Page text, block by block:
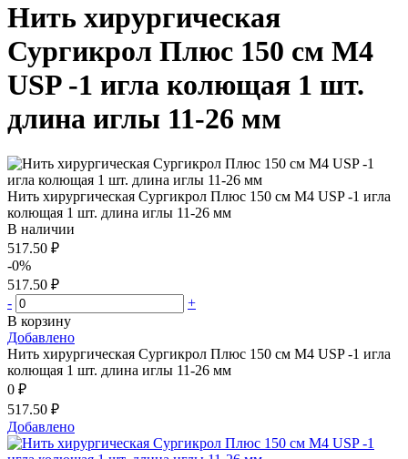
Нить хирургическая
Сургикрол Плюс 150 см М4
USP -1 игла колющая 1 шт.
длина иглы 11-26 мм
Нить хирургическая Сургикрол Плюс 150 см М4 USP -1 игла
колющая 1 шт. длина иглы 11-26 мм
В наличии
517.50 ₽
-0%
517.50 ₽
-
+
В корзину
Добавлено
Нить хирургическая Сургикрол Плюс 150 см М4 USP -1 игла
колющая 1 шт. длина иглы 11-26 мм
0 ₽
517.50 ₽
Добавлено